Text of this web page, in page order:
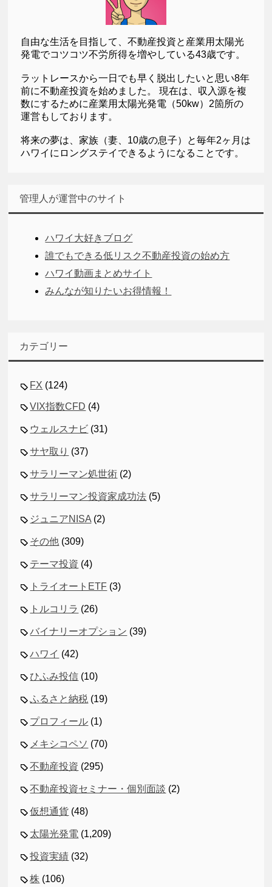
自由な生活を目指して、不動産投資と産業用太陽光
発電でコツコツ不労所得を増やしている43歳です。
ラットレースから一日でも早く脱出したいと思い8年
前に不動産投資を始めました。 現在は、収入源を複
数にするために産業用太陽光発電（50kw）2箇所の
運営もしております。
将来の夢は、家族（妻、10歳の息子）と毎年2ヶ月は
ハワイにロングステイできるようになることです。
管理人が運営中のサイト
ハワイ大好きブログ
誰でもできる低リスク不動産投資の始め方
ハワイ動画まとめサイト
みんなが知りたいお得情報！
カテゴリー
FX (124)
VIX指数CFD (4)
ウェルスナビ (31)
サヤ取り (37)
サラリーマン処世術 (2)
サラリーマン投資家成功法 (5)
ジュニアNISA (2)
その他 (309)
テーマ投資 (4)
トライオートETF (3)
トルコリラ (26)
バイナリーオプション (39)
ハワイ (42)
ひふみ投信 (10)
ふるさと納税 (19)
プロフィール (1)
メキシコペソ (70)
不動産投資 (295)
不動産投資セミナー・個別面談 (2)
仮想通貨 (48)
太陽光発電 (1,209)
投資実績 (32)
株 (106)